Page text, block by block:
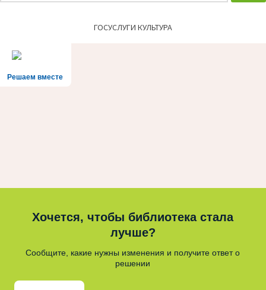
ГОСУСЛУГИ КУЛЬТУРА
Решаем вместе
Хочется, чтобы библиотека стала
лучше?
Сообщите, какие нужны изменения и получите ответ о
решении